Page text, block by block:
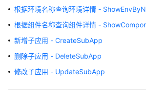
南
最
佳
践
根据环境名称查询环境详情 -
根据组件名称查询组件详情 -
新增子应用 - CreateSubApp
删除子应用 - DeleteSubApp
修改子应用 - UpdateSubApp